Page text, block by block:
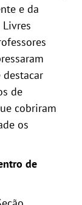
e da
de
cobriram
os
de